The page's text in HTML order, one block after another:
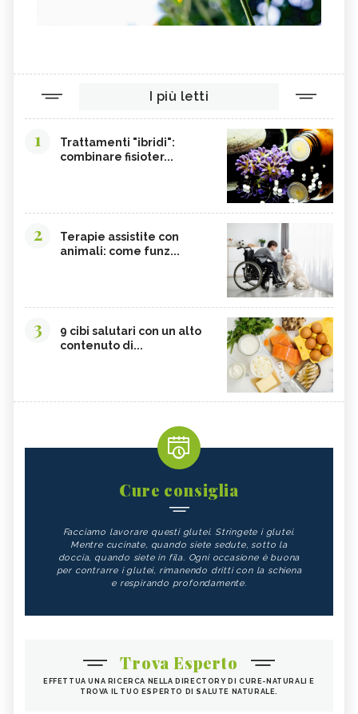
I più letti
1
Trattamenti "ibridi":
combinare fisioter...
2
Terapie assistite con
animali: come funz...
3
9 cibi salutari con un alto
contenuto di...
Cure consiglia
Facciamo lavorare questi glutei. Stringete i glutei.
Mentre cucinate, quando siete sedute, sotto la
doccia, quando siete in fila. Ogni occasione è buona
per contrarre i glutei, rimanendo dritti con la schiena
e respirando profondamente.
Trova Esperto
EFFETTUA UNA RICERCA NELLA DIRECTORY DI CURE-NATURALI E
TROVA IL TUO ESPERTO DI SALUTE NATURALE.